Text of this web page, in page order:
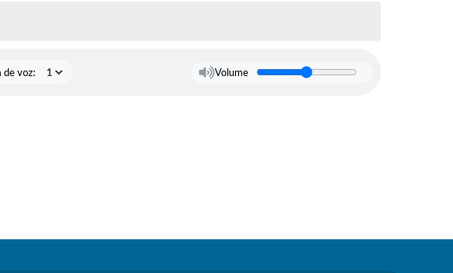
de voz: Volume